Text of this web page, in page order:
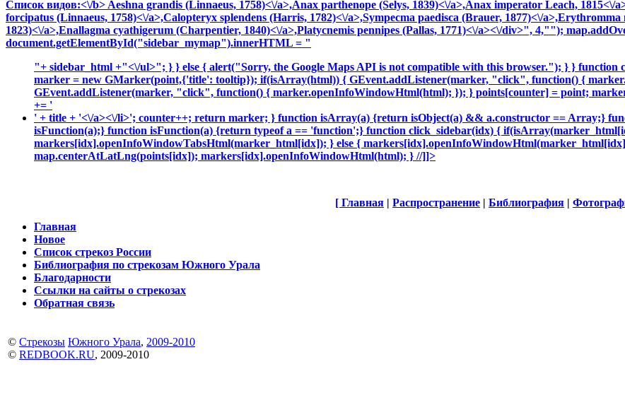
Список видов:<\/b> Aeshna grandis (Linnaeus, 1758)<\/a>,Anax parthenope (Selys, 1839)<\/a>,Anax imperator Leach, 1815<\/
forcipatus (Linnaeus, 1758)<\/a>,Calopteryx splendens (Harris, 1782)<\/a>,Sympecma paedisca (Brauer, 1877)<\/a>,Erythromma
1823)<\/a>,Enallagma cyathigerum (Charpentier, 1840)<\/a>,Platycnemis pennipes (Pallas, 1771)<\/a><\/div>", 4,"");
document.getElementById("sidebar_mymap").innerHTML = "
"+ sidebar_html +"<\/ul>"; } } else { alert("Sorry, the Google Maps API is not compatible with this browser."); } }
marker = new GMarker(point,{'title': tooltip}); if(isArray(html)) { GEvent.addListener(marker, "click", function() {
GEvent.addListener(marker, "click", function() { marker.openInfoWindowHtml(html); }); } points[counter] = point;
+= '
' + title + '<\/a><\/li>'; counter++; return marker; } function isArray(a) {return isObject(a) && a.constructor == Array;}
isFunction(a);} function isFunction(a) {return typeof a == 'function';} function click_sidebar(idx) {
markers[idx].openInfoWindowTabsHtml(marker_html[idx]); } else {
map.centerAtLatLng(points[idx]); markers[idx].openInfoWindowHtml(html); } //]]>
[ Главная | Распространение | Библиография |
Главная
Новое
Список стрекоз России
Библиография по стрекозам Южного Урала
Благодарности
Ссылки на сайты о стрекозах
Обратная связь
© Стрекозы Южного Урала, 2009-2010
© REDBOOK.RU, 2009-2010